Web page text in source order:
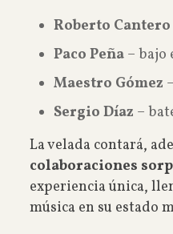
Roberto Cantero
Paco Peña– bajo
Maestro Gómez
Sergio Díaz –
La velada contará,
colaboraciones
experiencia única,
música en su estado